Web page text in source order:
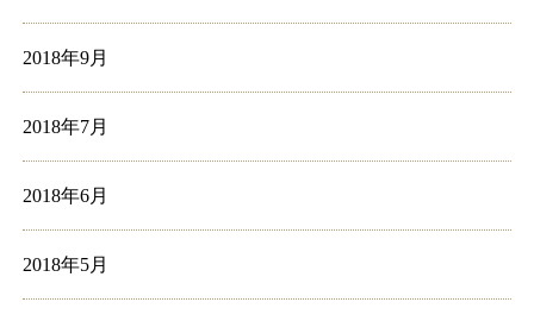
2018年9月
2018年7月
2018年6月
2018年5月